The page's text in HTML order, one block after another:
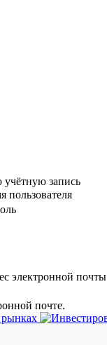
запись
пользователя
электронной почты
почте.